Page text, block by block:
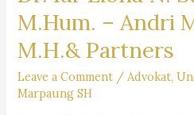
Asing
(WNA)
di
–Firma
M.Hum. – Andri
M.H.& Partners
Leave a Comment / Advokat,
Marpaung SH